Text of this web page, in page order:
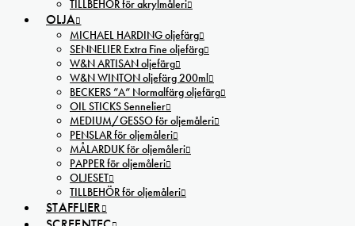
TILLBEHÖR för akrylmåleri
OLJA
MICHAEL HARDING oljefärg
SENNELIER Extra Fine oljefärg
W&N ARTISAN oljefärg
W&N WINTON oljefärg 200ml
BECKERS ”A” Normalfärg oljefärg
OIL STICKS Sennelier
MEDIUM/GESSO för oljemåleri
PENSLAR för oljemåleri
MÅLARDUK för oljemåleri
PAPPER för oljemåleri
OLJESET
TILLBEHÖR för oljemåleri
STAFFLIER